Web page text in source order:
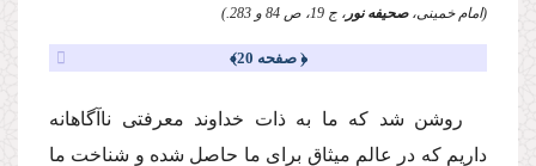
(امام خمینى،صحیفه نور ، ج 19، ص 84 و 283.)
﴿ صفحه 20﴾
روشن شد كه ما به ذات خداوند معرفتى ناآگاهانه
داریم كه در عالم میثاق براى ما حاصل شده و شناخت ما